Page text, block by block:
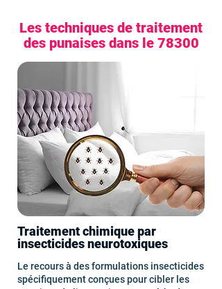
Les techniques de traitement
des punaises dans le 78300
Traitement chimique par
insecticides neurotoxiques
Le recours à des formulations insecticides
spécifiquement conçues pour cibler les